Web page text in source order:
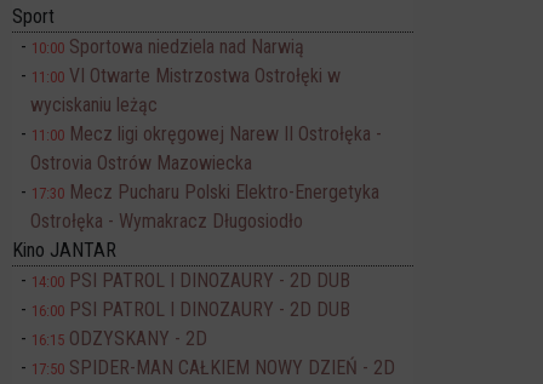
Sport
10:00 Sportowa niedziela nad Narwią
11:00 VI Otwarte Mistrzostwa Ostrołęki w
wyciskaniu leżąc
11:00 Mecz ligi okręgowej Narew II Ostrołęka -
Ostrovia Ostrów Mazowiecka
17:30 Mecz Pucharu Polski Elektro-Energetyka
Ostrołęka - Wymakracz Długosiodło
Kino JANTAR
14:00 PSI PATROL I DINOZAURY - 2D DUB
16:00 PSI PATROL I DINOZAURY - 2D DUB
16:15 ODZYSKANY - 2D
17:50 SPIDER-MAN CAŁKIEM NOWY DZIEŃ - 2D